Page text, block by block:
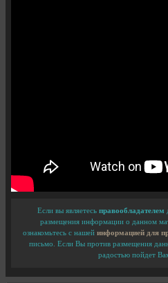
Если вы являетесь правообладателем
размещения информации о данном
ознакомьтесь с нашей информацией для
письмо. Если Вы против размещения
радостью пойдет